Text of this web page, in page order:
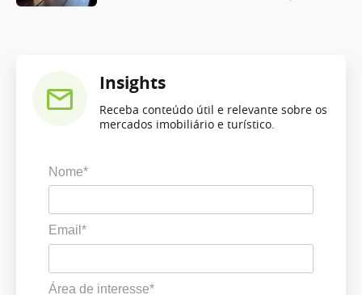
Insights
Receba conteúdo útil e relevante sobre os
mercados imobiliário e turístico.
Nome*
Email*
Área de interesse*